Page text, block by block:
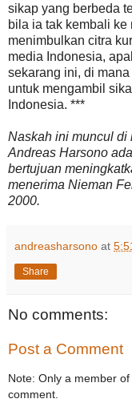
sikap yang berbeda
bila ia tak kembali
menimbulkan citra
media Indonesia,
sekarang ini, di
untuk mengambil
Indonesia. ***
Naskah ini muncul di
Andreas Harsono
bertujuan
menerima Nieman
2000.
andreasharsono at
Share
No comments:
Post a Comment
Note: Only a member
comment.